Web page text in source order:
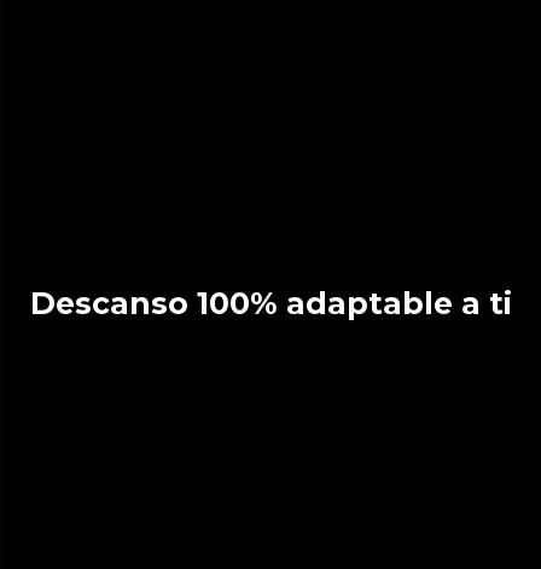
Descanso 100% adaptable a ti